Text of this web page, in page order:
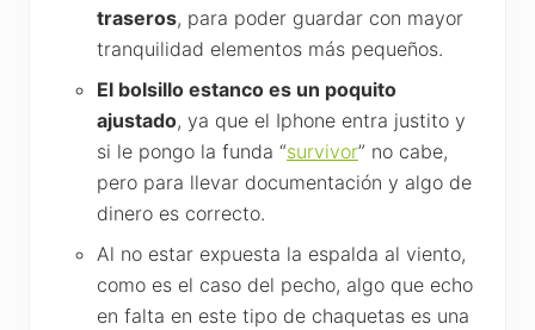
traseros, para poder guardar con mayor
tranquilidad elementos más pequeños.
El bolsillo estanco es un poquito
ajustado, ya que el Iphone entra justito y
si le pongo la funda “survivor” no cabe,
pero para llevar documentación y algo de
dinero es correcto.
Al no estar expuesta la espalda al viento,
como es el caso del pecho, algo que echo
en falta en este tipo de chaquetas es una